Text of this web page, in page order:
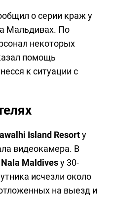
о серии краж у
Мальдивах. По
некоторых
помощь
к ситуации с
Island Resortу
видеокамера. В
Nala Maldivesу 30-
исчезли около
на выезд и